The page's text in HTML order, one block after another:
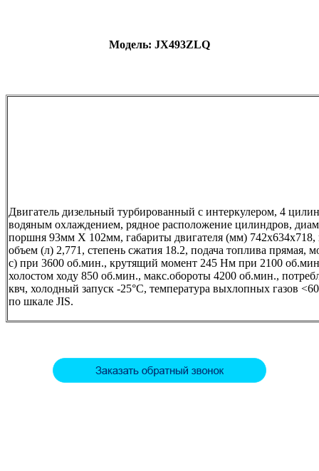
Модель: JX493ZLQ
Двигатель дизельный турбированный с интеркулером, 4
водяным охлаждением, рядное расположение цилиндров,
поршня 93мм Х 102мм, габариты двигателя (мм) 742х634х718,
объем (л) 2,771, степень сжатия 18.2, подача топлива прямая,
с) при 3600 об.мин., крутящий момент 245 Нм при 2100
холостом ходу 850 об.мин., макс.обороты 4200 об.мин.,
квч, холодный запуск -25°С, температура выхлопных газов
по шкале JIS.